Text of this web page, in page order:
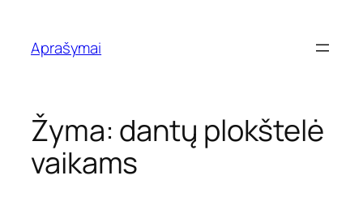
turinio
Aprašymai
Žyma: dantų plokštelė
vaikams